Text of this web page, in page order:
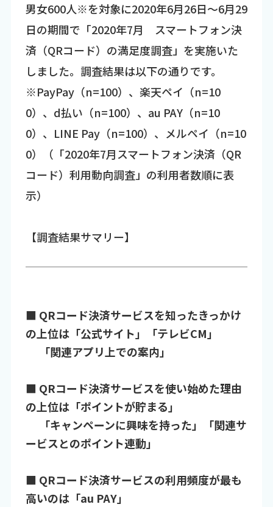
男女600人※を対象に2020年6月26日～6月29
日の期間で「2020年7月 スマートフォン決
済（QRコード）の満足度調査」を実施いた
しました。調査結果は以下の通りです。
※PayPay（n=100）、楽天ペイ（n=10
0）、d払い（n=100）、au PAY（n=10
0）、LINE Pay（n=100）、メルペイ（n=10
0）（「2020年7月スマートフォン決済（QR
コード）利用動向調査」の利用者数順に表
示）
【調査結果サマリー】
■ QRコード決済サービスを知ったきっかけ
の上位は「公式サイト」「テレビCM」
「関連アプリ上での案内」
■ QRコード決済サービスを使い始めた理由
の上位は「ポイントが貯まる」
「キャンペーンに興味を持った」「関連サ
ービスとのポイント連動」
■ QRコード決済サービスの利用頻度が最も
高いのは「au PAY」